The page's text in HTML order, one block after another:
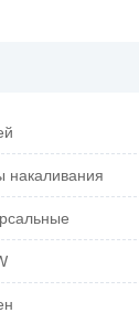
накаливания